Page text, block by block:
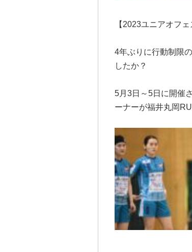
【2023ユニアオフ
4年ぶりに行動制限
したか？
5月3日～5日に開催
ーナーが福井丸岡